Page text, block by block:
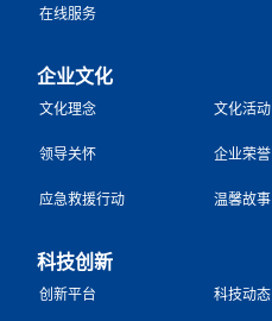
在线服务
企业文化
文化理念 文化活动
领导关怀 企业荣誉
应急救援行动 温馨故事
科技创新
创新平台 科技动态